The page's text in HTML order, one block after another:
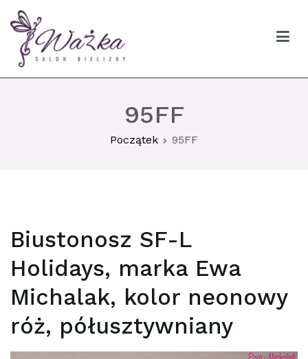
Przejdź
do
treści
Ważka biustonosze Gdańsk
95FF
Początek 95FF
Biustonosz SF-L
Holidays, marka Ewa
Michalak, kolor neonowy
róż, półusztywniany